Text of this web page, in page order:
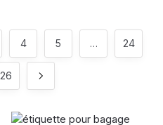
4 5 … 24
26